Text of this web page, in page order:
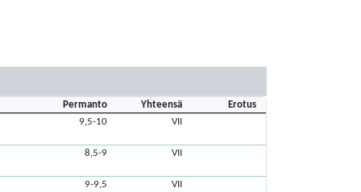
Permanto Yhteensä
Erotus
9,5-10 VII
8,5-9 VII
9-9,5 VII